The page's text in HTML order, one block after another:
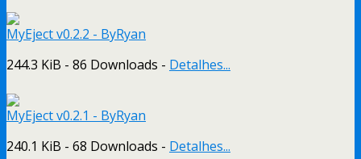
MyEject v0.2.2 - ByRyan
244.3 KiB - 86 Downloads - Detalhes...
MyEject v0.2.1 - ByRyan
240.1 KiB - 68 Downloads - Detalhes...